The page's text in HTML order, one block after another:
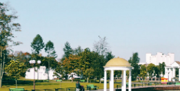
Перейти
к
содержанию